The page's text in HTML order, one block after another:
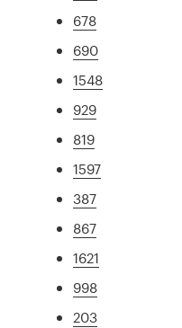
678
690
1548
929
819
1597
387
867
1621
998
203